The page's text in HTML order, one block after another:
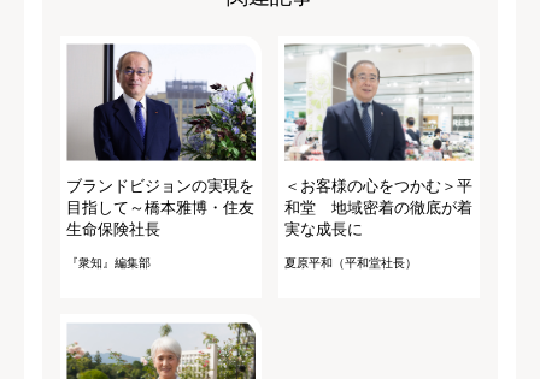
ブランドビジョンの実現を
目指して～橋本雅博・住友
生命保険社長
『衆知』編集部
＜お客様の心をつかむ＞平
和堂 地域密着の徹底が着
実な成長に
夏原平和（平和堂社長）